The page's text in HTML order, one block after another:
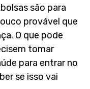
são para
provável que
O que pode
tomar
para entrar no
se isso vai